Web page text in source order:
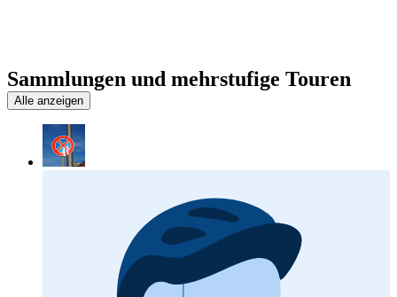
Sammlungen und mehrstufige Touren
Alle anzeigen